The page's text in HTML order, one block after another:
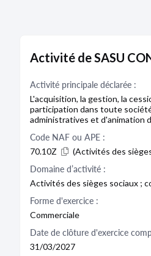
Activité de SASU
Activité principale déclarée :
L'acquisition, la gestion, la
participation dans toute
administratives et d'animation
Code NAF ou APE :
70.10Z
(Activités des
Domaine d’activité :
Activités des sièges sociaux ;
Forme d'exercice :
Commerciale
Date de clôture d'exercice
31/03/2027